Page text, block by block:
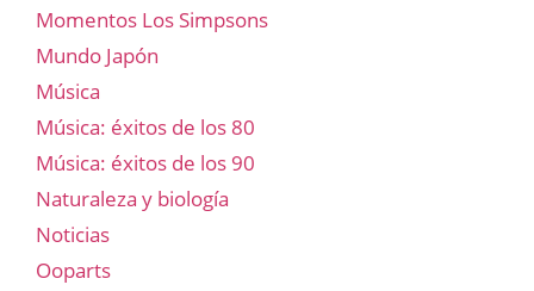
Momentos Los Simpsons
Mundo Japón
Música
Música: éxitos de los 80
Música: éxitos de los 90
Naturaleza y biología
Noticias
Ooparts